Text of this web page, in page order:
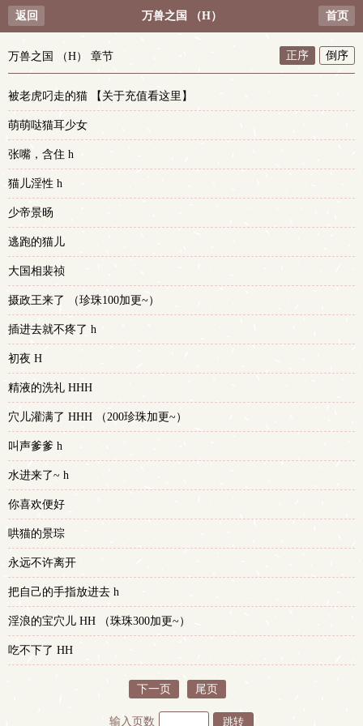
返回 万兽之国 （H） 首页
万兽之国 （H） 章节 正序 倒序
被老虎叼走的猫 【关于充值看这里】
萌萌哒猫耳少女
张嘴，含住 h
猫儿淫性 h
少帝景旸
逃跑的猫儿
大国相裴祯
摄政王来了 （珍珠100加更~）
插进去就不疼了 h
初夜 H
精液的洗礼 HHH
穴儿灌满了 HHH （200珍珠加更~）
叫声爹爹 h
水进来了~ h
你喜欢便好
哄猫的景琮
永远不许离开
把自己的手指放进去 h
淫浪的宝穴儿 HH （珠珠300加更~）
吃不下了 HH
下一页 尾页
输入页数